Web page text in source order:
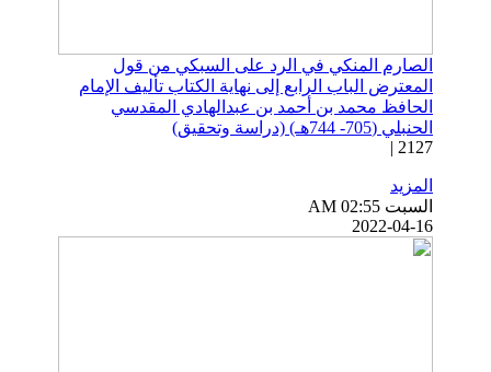
الصارم المنكي في الرد على السبكي من قول
المعترض الباب الرابع إلى نهاية الكتاب تأليف الإمام
الحافظ محمد بن أحمد بن عبدالهادي المقدسي
الحنبلي (705- 744هـ) (دراسة وتحقيق)
2127 |
المزيد
السبت AM 02:55
2022-04-16